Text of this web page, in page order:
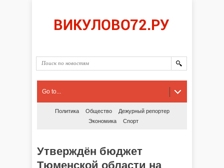
Go to...
Политика Общество
Дежурный репортер
Экономика
Спорт
Утверждён бюджет
Тюменской области на